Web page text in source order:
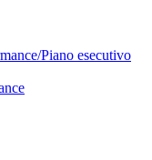
Piano esecutivo